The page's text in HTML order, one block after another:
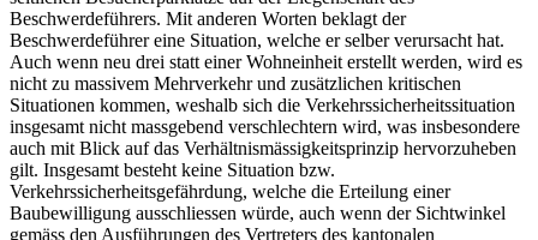
Beschwerdeführers. Mit anderen Worten beklagt der
Beschwerdeführer eine Situation, welche er selber verursacht hat.
Auch wenn neu drei statt einer Wohneinheit erstellt werden, wird es
nicht zu massivem Mehrverkehr und zusätzlichen kritischen
Situationen kommen, weshalb sich die Verkehrssicherheitssituation
insgesamt nicht massgebend verschlechtern wird, was insbesondere
auch mit Blick auf das Verhältnismässigkeitsprinzip hervorzuheben
gilt. Insgesamt besteht keine Situation bzw.
Verkehrssicherheitsgefährdung, welche die Erteilung einer
Baubewilligung ausschliessen würde, auch wenn der Sichtwinkel
gemäss den Ausführungen des Vertreters des kantonalen